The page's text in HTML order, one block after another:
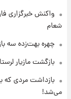
واکنش خبرگزاری
شعام
چهره بهت‌زده سه
بازگشت مازیار
بازداشت مردی که
می‌شد!